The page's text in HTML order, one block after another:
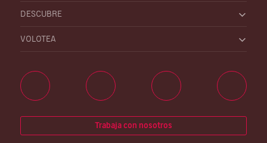
DESCUBRE
VOLOTEA
Trabaja con nosotros